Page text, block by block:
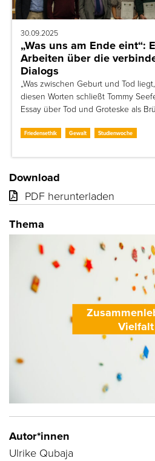
30.09.2025
„Was uns am Ende eint“:
Arbeiten über die
Dialogs
„Was zwischen Geburt und Tod
diesen Worten schließt Tommy
Essay über Tod und Groteske als
Friedensethik Gewalt Studienwoche
Download
PDF herunterladen
Thema
Vielfalt
Autor*innen
Ulrike Qubaja